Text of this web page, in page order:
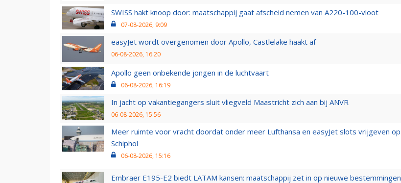
SWISS hakt knoop door: maatschappij gaat afscheid nemen van A220-100-vloot
07-08-2026, 9:09
easyJet wordt overgenomen door Apollo, Castlelake haakt af
06-08-2026, 16:20
Apollo geen onbekende jongen in de luchtvaart
06-08-2026, 16:19
In jacht op vakantiegangers sluit vliegveld Maastricht zich aan bij ANVR
06-08-2026, 15:56
Meer ruimte voor vracht doordat onder meer Lufthansa en easyJet slots vrijgeven op
Schiphol
06-08-2026, 15:16
Embraer E195-E2 biedt LATAM kansen: maatschappij zet in op nieuwe bestemmingen